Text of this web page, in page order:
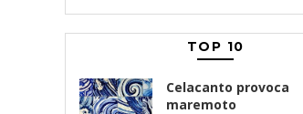
TOP 10
Celacanto provoca
maremoto